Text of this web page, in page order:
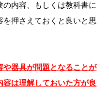
内容、もしくは教科書に
押さえておくと良いと思
や器具が問題となることが
は理解しておいた方が良